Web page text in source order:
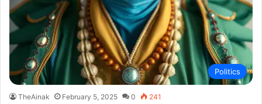
Politics
TheAinak February 5, 2025 0 241